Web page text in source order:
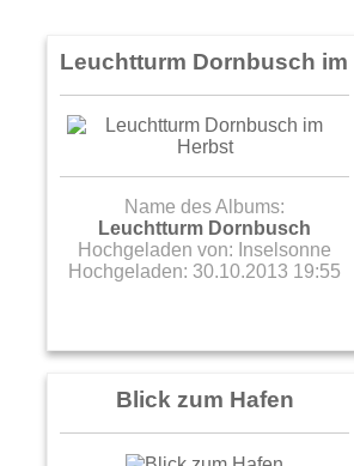
Leuchtturm Dornbusch im
Name des Albums:
Leuchtturm Dornbusch
Hochgeladen von: Inselsonne
Hochgeladen: 30.10.2013 19:55
Blick zum Hafen